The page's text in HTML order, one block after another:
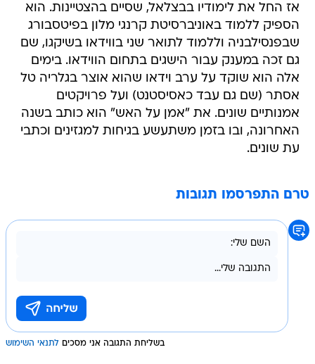
אז החל את לימודיו בבצלאל, שסיים בהצטיינות. הוא
הספיק ללמוד באוניברסיטת קרנגי מלון בפיטסבורג
שבפנסילבניה וללמוד לתואר שני בווידאו בשיקגו, שם
גם זכה במענק עבור הישגים בתחום הווידאו. בימים
אלה הוא שוקד על ערב וידאו שהוא אוצר בגלריה טל
אסתר (שם גם עבד כאסיסטנט) ועל פרויקטים
אמנותיים שונים. את "אמן על האש" הוא כותב בשנה
האחרונה, ובו בזמן משתעשע בגיחות למגזינים וכתבי
עת שונים.
טרם התפרסמו תגובות
בשליחת התגובה אני מסכים לתנאי השימוש